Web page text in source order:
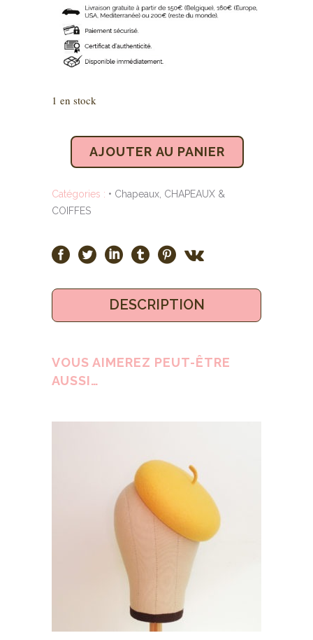
1 en stock
AJOUTER AU PANIER
Catégories : • Chapeaux CHAPEAUX &
COIFFES
DESCRIPTION
VOUS AIMEREZ PEUT-ÊTRE
AUSSI…